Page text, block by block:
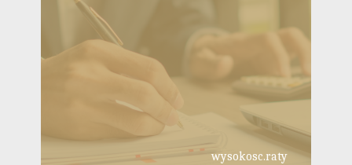
wysokosc.raty